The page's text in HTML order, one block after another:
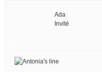
Ada
Invité